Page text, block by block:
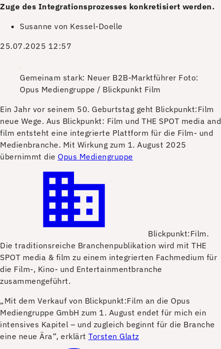
Zuge des Integrationsprozesses konkretisiert werden.
Susanne von Kessel-Doelle
25.07.2025 12:57
Gemeinam stark: Neuer B2B-Marktführer Foto:
Opus Mediengruppe / Blickpunkt Film
Ein Jahr vor seinem 50. Geburtstag geht Blickpunkt:Film
neue Wege. Aus Blickpunkt: Film und THE SPOT media and
film entsteht eine integrierte Plattform für die Film- und
Medienbranche. Mit Wirkung zum 1. August 2025
übernimmt die Opus Mediengruppe
Blickpunkt:Film.
Die traditionsreiche Branchenpublikation wird mit THE
SPOT media & film zu einem integrierten Fachmedium für
die Film-, Kino- und Entertainmentbranche
zusammengeführt.
„Mit dem Verkauf von Blickpunkt:Film an die Opus
Mediengruppe GmbH zum 1. August endet für mich ein
intensives Kapitel – und zugleich beginnt für die Branche
eine neue Ära“, erklärt Torsten Glatz